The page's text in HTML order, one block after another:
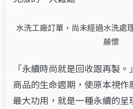
水洗工廠訂單，尚未經過水洗處
藤懷
「永續時尚就是回收跟再製
商品的生命週期，使原本視
最大功用，就是一種永續的呈